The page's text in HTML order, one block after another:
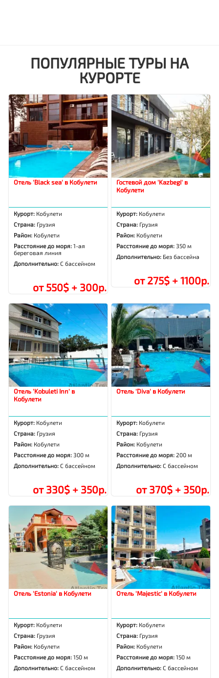
ПОПУЛЯРНЫЕ ТУРЫ НА
КУРОРТЕ
Отель 'Black sea' в Кобулети
Курорт: Кобулети
Страна: Грузия
Район: Кобулети
Расстояние до моря:1-ая
береговая линия
Дополнительно:С бассейном
от 550$ + 300р.
Гостевой дом 'Kazbegi' в
Кобулети
Курорт: Кобулети
Страна: Грузия
Район: Кобулети
Расстояние до моря: 350 м
Дополнительно: Без бассейна
от 275$ + 1100р.
Отель 'Kobuleti Inn' в
Кобулети
Курорт: Кобулети
Страна: Грузия
Район: Кобулети
Расстояние до моря: 300 м
Дополнительно:С бассейном
от 330$ + 350р.
Отель 'Diva' в Кобулети
Курорт: Кобулети
Страна: Грузия
Район: Кобулети
Расстояние до моря:200 м
Дополнительно:С бассейном
от 370$ + 350р.
Отель 'Estonia' в Кобулети
Курорт: Кобулети
Страна: Грузия
Район: Кобулети
Расстояние до моря:150 м
Дополнительно:С бассейном
Отель 'Majestic' в Кобулети
Курорт: Кобулети
Страна: Грузия
Район: Кобулети
Расстояние до моря:150 м
Дополнительно:С бассейном